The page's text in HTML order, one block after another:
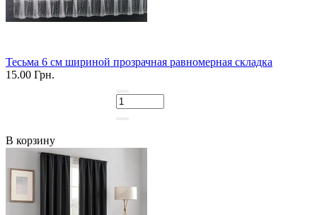
Тесьма 6 см шириной прозрачная равномерная складка
15.00 Грн.
В корзину